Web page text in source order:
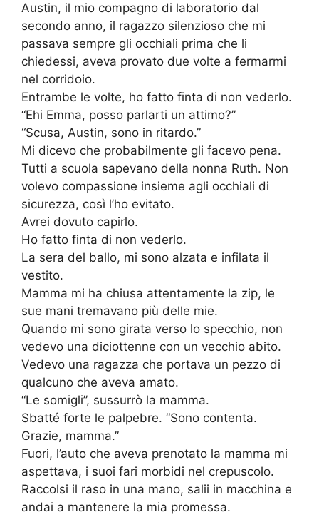
Austin, il mio compagno di laboratorio dal
secondo anno, il ragazzo silenzioso che mi
passava sempre gli occhiali prima che li
chiedessi, aveva provato due volte a fermarmi
nel corridoio.
Entrambe le volte, ho fatto finta di non vederlo.
“Ehi Emma, posso parlarti un attimo?”
“Scusa, Austin, sono in ritardo.”
Mi dicevo che probabilmente gli facevo pena.
Tutti a scuola sapevano della nonna Ruth. Non
volevo compassione insieme agli occhiali di
sicurezza, così l’ho evitato.
Avrei dovuto capirlo.
Ho fatto finta di non vederlo.
La sera del ballo, mi sono alzata e infilata il
vestito.
Mamma mi ha chiusa attentamente la zip, le
sue mani tremavano più delle mie.
Quando mi sono girata verso lo specchio, non
vedevo una diciottenne con un vecchio abito.
Vedevo una ragazza che portava un pezzo di
qualcuno che aveva amato.
“Le somigli”, sussurrò la mamma.
Sbatté forte le palpebre. “Sono contenta.
Grazie, mamma.”
Fuori, l’auto che aveva prenotato la mamma mi
aspettava, i suoi fari morbidi nel crepuscolo.
Raccolsi il raso in una mano, salii in macchina e
andai a mantenere la mia promessa.